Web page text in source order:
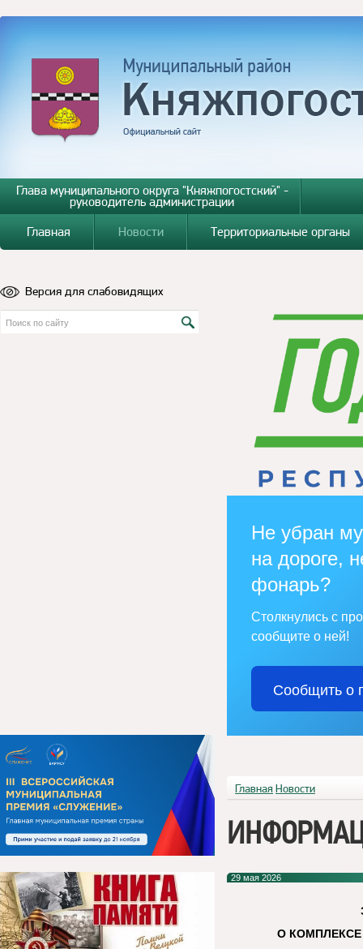
Глава муниципального округа "Княжпогостский" -
руководитель администрации
Главная
Новости Территориальные органы
Версия для слабовидящих
Не убран
на дороге,
фонарь?
Столкнулись с
сообщите о ней!
Сообщить о
Главная Новости
29 мая 2026
О